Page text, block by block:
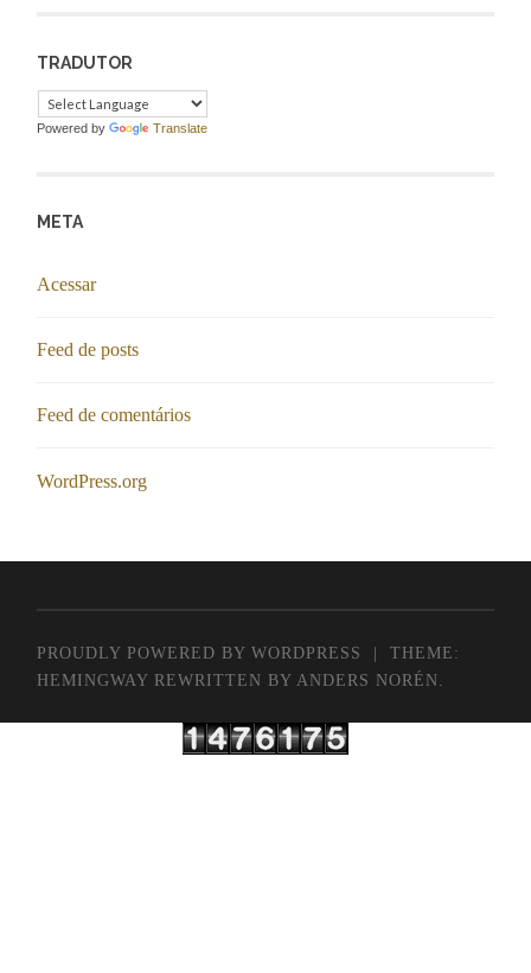
TRADUTOR
Powered by Translate
META
Acessar
Feed de posts
Feed de comentários
WordPress.org
PROUDLY POWERED BY WORDPRESS
THEME:
HEMINGWAY REWRITTEN BY ANDERS NORÉN